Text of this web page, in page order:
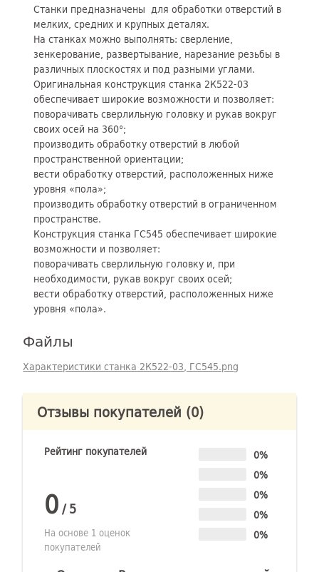
Станки предназначены для обработки отверстий в
мелких, средних и крупных деталях.
На станках можно выполнять: сверление,
зенкерование, развертывание, нарезание резьбы в
различных плоскостях и под разными углами.
Оригинальная конструкция станка 2К522-03
обеспечивает широкие возможности и позволяет:
поворачивать сверлильную головку и рукав вокруг
своих осей на 360°;
производить обработку отверстий в любой
пространственной ориентации;
вести обработку отверстий, расположенных ниже
уровня «пола»;
производить обработку отверстий в ограниченном
пространстве.
Конструкция станка ГС545 обеспечивает широкие
возможности и позволяет:
поворачивать сверлильную головку и, при
необходимости, рукав вокруг своих осей;
вести обработку отверстий, расположенных ниже
уровня «пола».
Файлы
Характеристики станка 2К522-03, ГС545.png
Отзывы покупателей (0)
Рейтинг покупателей
0/5
На основе 1 оценок
покупателей
0%
0%
0%
0%
0%